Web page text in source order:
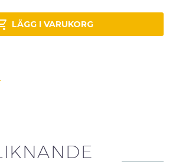
LÄGG I VARUKORG